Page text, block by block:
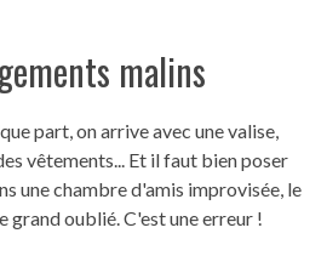
malins
part, on arrive avec une valise,
vêtements... Et il faut bien poser
une chambre d'amis improvisée, le
grand oublié. C'est une erreur !